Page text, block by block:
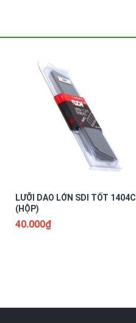
LƯỠI DAO LỚN SDI TỐT 1404C
(HỘP)
40.000₫